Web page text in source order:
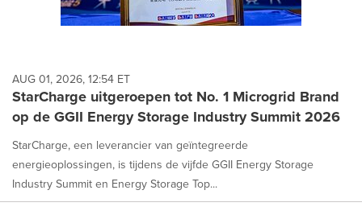
each
option
selected.
AUG 01, 2026, 12:54 ET
StarCharge uitgeroepen tot No. 1 Microgrid Brand
op de GGII Energy Storage Industry Summit 2026
StarCharge, een leverancier van geïntegreerde
energieoplossingen, is tijdens de vijfde GGII Energy Storage
Industry Summit en Energy Storage Top...